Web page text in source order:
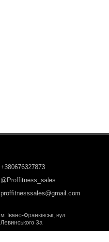
+380676327873
@Proffitness_sales
proffitnesssales@gmail.com
м. Івано-Франківськ, вул.
Левинського 3а